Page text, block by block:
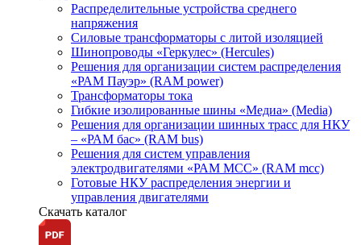
Распределительные устройства среднего
напряжения
Силовые трансформаторы с литой изоляцией
Шинопроводы «Геркулес» (Hercules)
Решения для организации систем распределения
«РАМ Пауэр» (RAM power)
Трансформаторы тока
Гибкие изолированные шины «Медиа» (Media)
Решения для организации шинных трасс для НКУ
– «РАМ бас» (RAM bus)
Решения для систем управления
электродвигателями «РАМ МСС» (RAM mcc)
Готовые НКУ распределения энергии и
управления двигателями
Скачать каталог